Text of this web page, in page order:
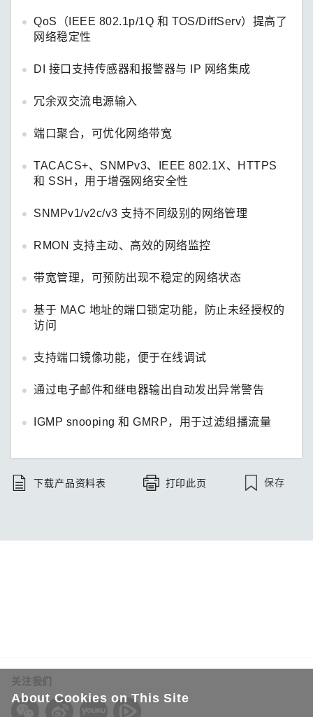
QoS（IEEE 802.1p/1Q 和 TOS/DiffServ）提高了
网络稳定性
DI 接口支持传感器和报警器与 IP 网络集成
冗余双交流电源输入
端口聚合，可优化网络带宽
TACACS+、SNMPv3、IEEE 802.1X、HTTPS
和 SSH，用于增强网络安全性
SNMPv1/v2c/v3 支持不同级别的网络管理
RMON 支持主动、高效的网络监控
带宽管理，可预防出现不稳定的网络状态
基于 MAC 地址的端口锁定功能，防止未经授权的
访问
支持端口镜像功能，便于在线调试
通过电子邮件和继电器输出自动发出异常警告
IGMP snooping 和 GMRP，用于过滤组播流量
下载产品资料表 打印此页 保存
关注我们
About Cookies on This Site